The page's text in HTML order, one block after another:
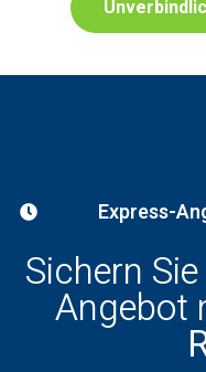
Express-
Sichern
Angebot